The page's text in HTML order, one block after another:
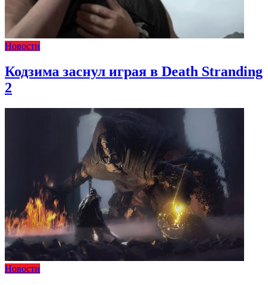
Новости
Кодзима заснул играя в Death Stranding
2
Новости